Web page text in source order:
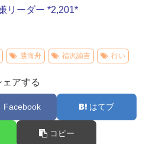
リーダー *2,201*
勝海舟 福沢諭吉 行い
ェアする
Facebook はてブ
コピー